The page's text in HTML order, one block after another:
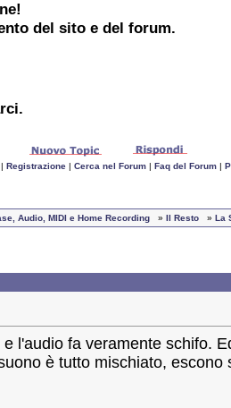
del sito e del forum.
Registrazione| Cerca nel Forum| Faq del Forum|
Audio, MIDI e Home Recording » Il Resto » La
l'audio fa veramente schifo.
è tutto mischiato,